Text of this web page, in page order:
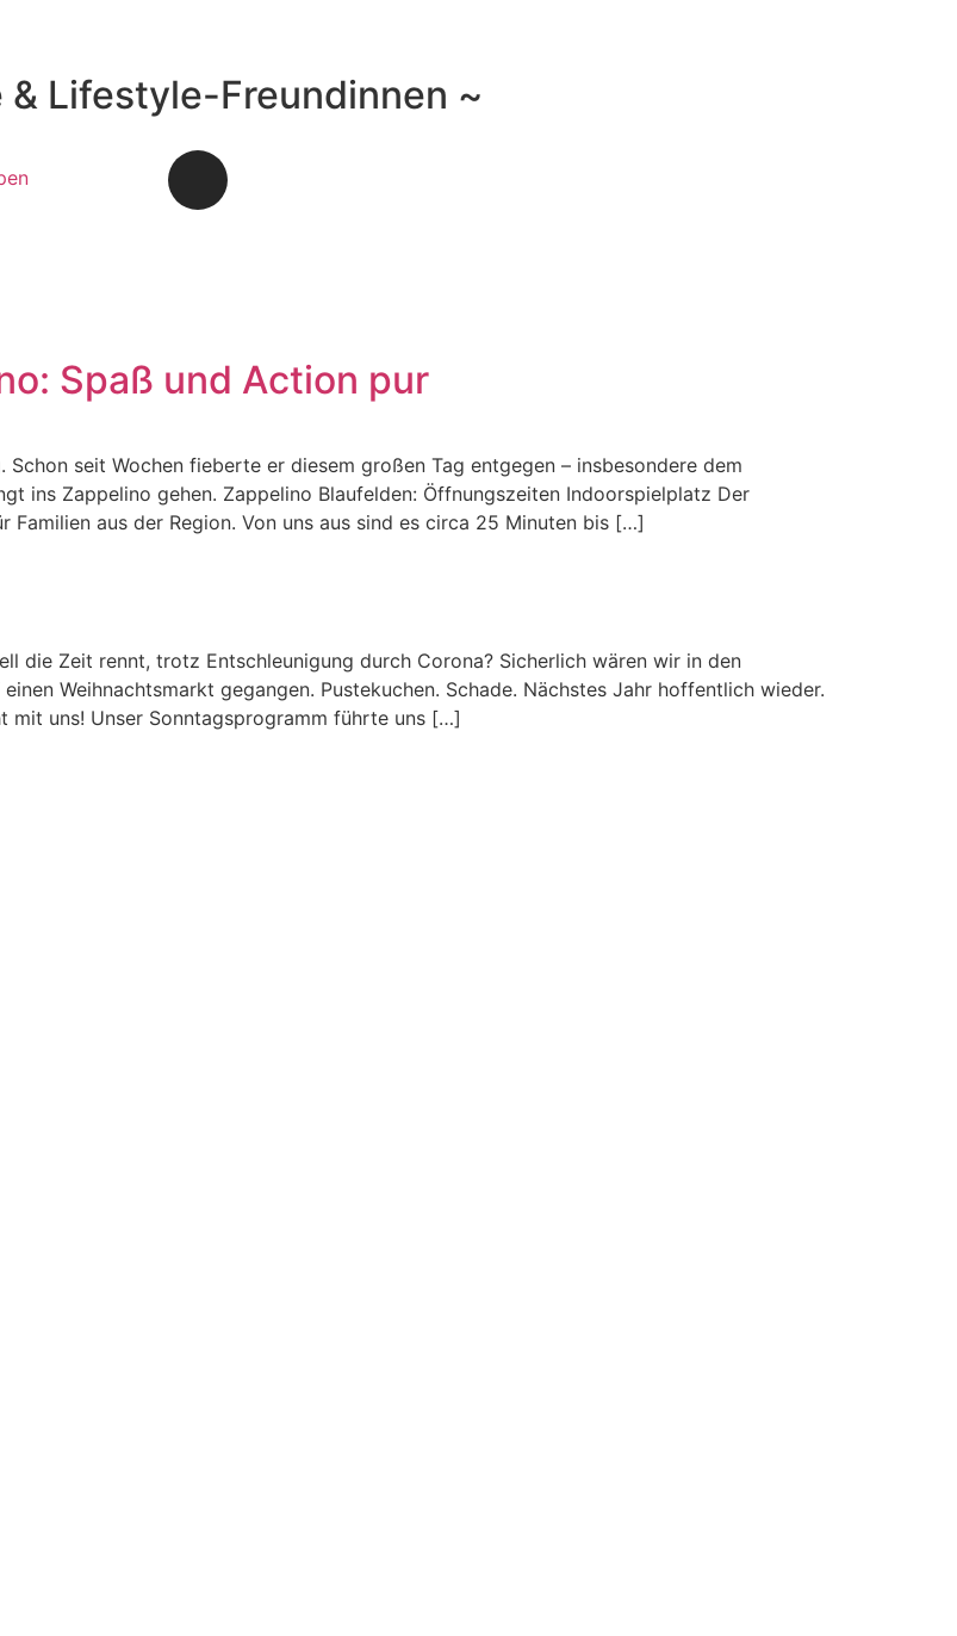
Lifestyle-Freundinnen ~
Spaß und Action pur
seit Wochen fieberte er diesem großen Tag entgegen – insbesondere dem
ins Zappelino gehen. Zappelino Blaufelden: Öffnungszeiten Indoorspielplatz Der
aus der Region. Von uns aus sind es circa 25 Minuten bis […]
die Zeit rennt, trotz Entschleunigung durch Corona? Sicherlich wären wir in den
Weihnachtsmarkt gegangen. Pustekuchen. Schade. Nächstes Jahr hoffentlich wieder.
mit uns! Unser Sonntagsprogramm führte uns […]